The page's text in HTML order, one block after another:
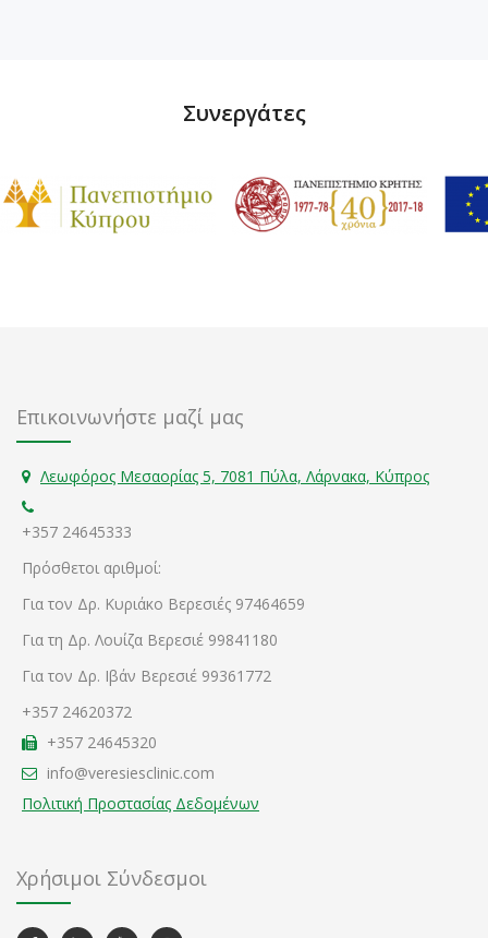
Συνεργάτες
Επικοινωνήστε μαζί μας
Λεωφόρος Μεσαορίας 5, 7081 Πύλα, Λάρνακα, Κύπρος
+357 24645333
Πρόσθετοι αριθμοί:
Για τον Δρ. Κυριάκο Βερεσιές 97464659
Για τη Δρ. Λουίζα Βερεσιέ 99841180
Για τον Δρ. Ιβάν Βερεσιέ 99361772
+357 24620372
+357 24645320
info@veresiesclinic.com
Πολιτική Προστασίας Δεδομένων
Χρήσιμοι Σύνδεσμοι